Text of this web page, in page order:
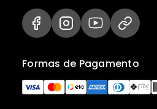
Formas de Pagamento